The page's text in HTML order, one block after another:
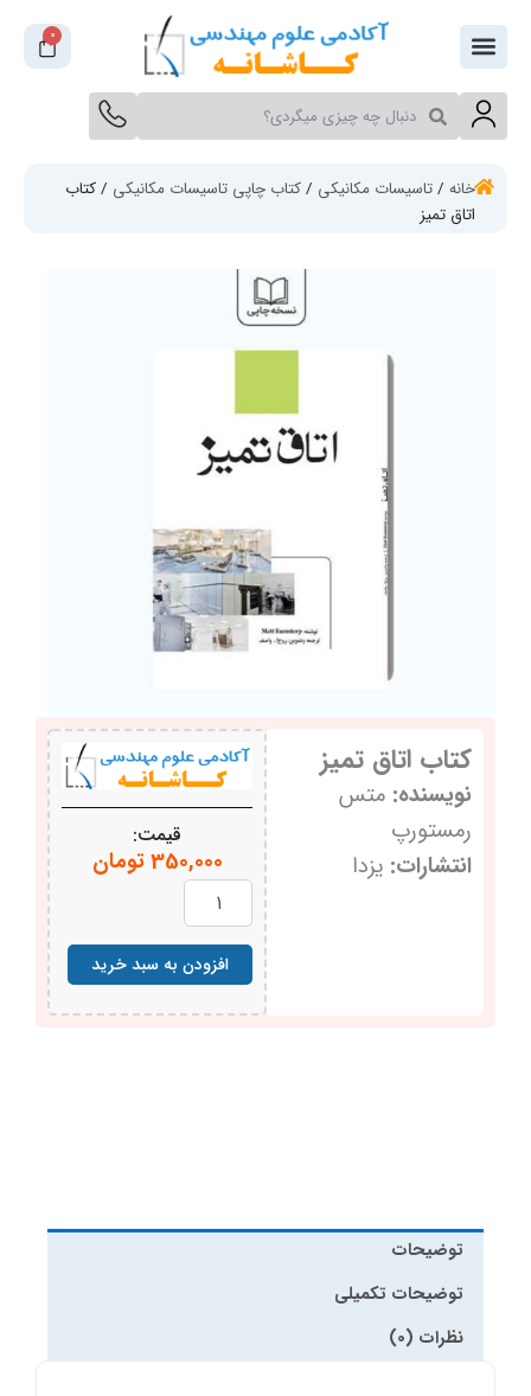
محتوا
0
سبد
خرید
جستجو
کنید
جستجو
کنید
خانه/تاسیسات مکانیکی /کتاب چاپی تاسیسات مکانیکی / کتاب
اتاق‌ تمیز
کتاب اتاق‌ تمیز
نویسنده: متس
رمستورپ
انتشارات: یزدا
قیمت:
350,000تومان
کتاب
عددافزودن به سبد خرید
توضیحات
توضیحات تکمیلی
نظرات (0)